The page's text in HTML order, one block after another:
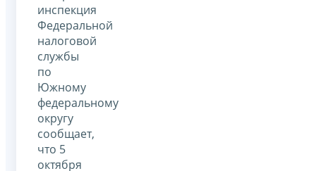
инспекция
Федеральной
налоговой
службы
по
Южному
федеральному
округу
сообщает,
что 5
октября